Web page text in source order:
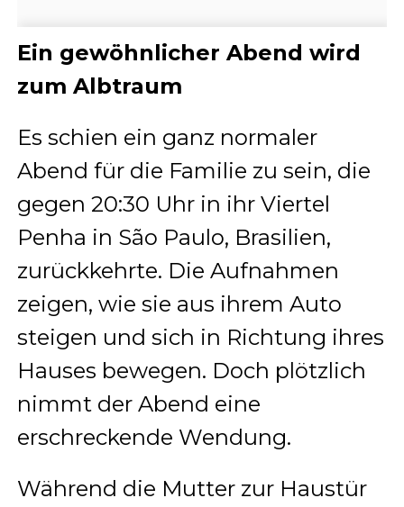
Ein gewöhnlicher Abend wird
zum Albtraum
Es schien ein ganz normaler
Abend für die Familie zu sein, die
gegen 20:30 Uhr in ihr Viertel
Penha in São Paulo, Brasilien,
zurückkehrte. Die Aufnahmen
zeigen, wie sie aus ihrem Auto
steigen und sich in Richtung ihres
Hauses bewegen. Doch plötzlich
nimmt der Abend eine
erschreckende Wendung.
Während die Mutter zur Haustür